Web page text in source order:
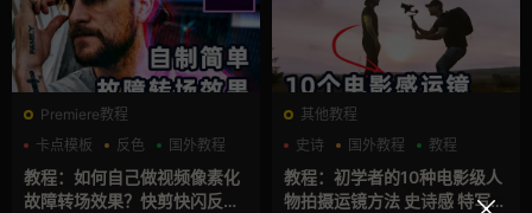
Premiere教程
卡点模板
反色 国外教程
教程：如何自己做视频像素化
故障转场效果？快剪快闪反色
其他教程
史诗
国外教程 教程
教程：初学者的10种电影级人
物拍摄运镜方法 史诗感 特写广